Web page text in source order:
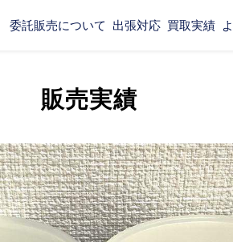
委託販売について 出張対応 買取実績
販売実績